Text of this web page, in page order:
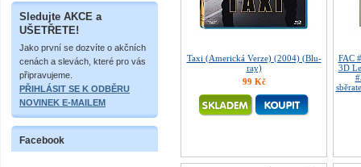
Sledujte AKCE a
UŠETŘETE!
Jako první se dozvíte o akčních
cenách a slevách, které pro vás
připravujeme.
PŘIHLÁSIT SE K ODBĚRU
NOVINEK E-MAILEM
Facebook
Taxi (Americká Verze) (2004) (Blu-
ray)
99 Kč
FAC
3D